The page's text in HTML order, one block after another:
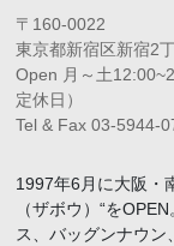
〒160-0022
東京都新宿区新宿2
Open 月～土
定休日）
Tel & Fax 03-5944-
1997年6月に大阪・
（ザボウ）“を
ス、バッグンナウ